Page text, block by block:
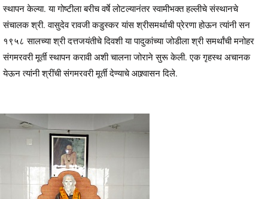
स्थापन केल्या. या गोष्टीला बरीच वर्षे लोटल्यानंतर स्वामीभक्त हल्लीचे संस्थानचे
संचालक श्री. वासुदेव रावजी कडुस्कर यांस श्रीसमर्थाची प्रेरणा होऊन त्यांनी सन
१९५८ सालच्या श्री दत्तजयंतीचे दिवशी या पादुकांच्या जोडीला श्री समर्थांची मनोहर
संगमरवरी मूर्ती स्थापन करावी अशी चालना जोराने सुरू केली. एक गृहस्थ अचानक
येऊन त्यांनी श्रींची संगमरवरी मूर्ती देण्याचे आश्र्वासन दिले.